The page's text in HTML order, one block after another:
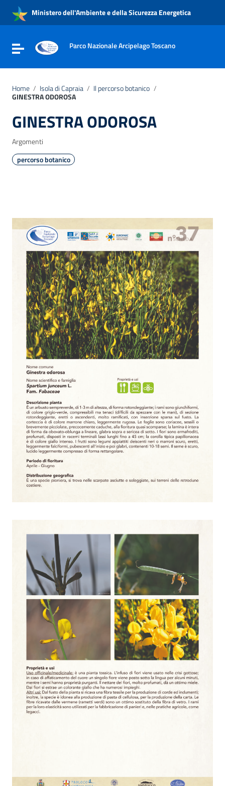
Vai al menu di navigazione
Vai al footer
Ministero dell'Ambiente e della Sicurezza Energetica
Attiva / disattiva la navigazione
Parco Nazionale Arcipelago Toscano
Home / Isola di Capraia / Il percorso botanico /
GINESTRA ODOROSA
GINESTRA ODOROSA
Argomenti
percorso botanico